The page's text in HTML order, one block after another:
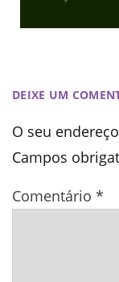
DEIXE UM
O seu
Campos
Comentário *